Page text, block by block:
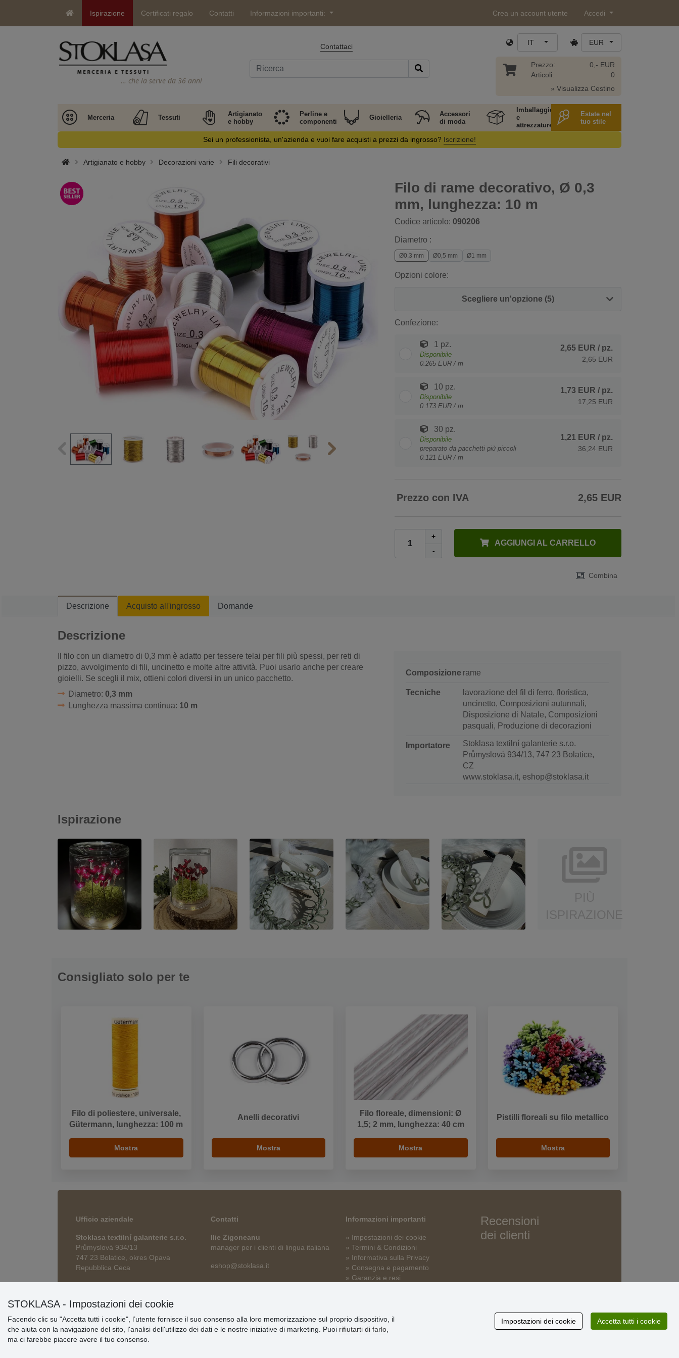
Ispirazione Certificati regalo Contatti Informazioni importanti: Crea un account utente Accedi
… che la serve da 36 anni
Contattaci IT EUR
Prezzo:
Articoli:
0,- EUR
0
» Visualizza Cestino
Merceria Tessuti
Artigianato
e hobby
Perline e
componenti
Gioielleria
Accessori
di moda
Imballaggio
e
attrezzature
Estate nel
tuo stile
Sei un professionista, un'azienda e vuoi fare acquisti a prezzi da ingrosso? Iscrizione!
Artigianato e hobby Decorazioni varie Fili decorativi
Filo di rame decorativo, Ø 0,3
mm, lunghezza: 10 m
Codice articolo: 090206
Diametro :
Ø0,3 mm Ø0,5 mm Ø1 mm
Opzioni colore:
Scegliere un'opzione (5)
Confezione:
1 pz.
Disponibile
0.265 EUR / m
2,65 EUR / pz.
2,65 EUR
10 pz.
Disponibile
0.173 EUR / m
1,73 EUR / pz.
17,25 EUR
30 pz.
Disponibile
preparato da pacchetti più piccoli
0.121 EUR / m
1,21 EUR / pz.
36,24 EUR
Prezzo con IVA 2,65 EUR
+
-
AGGIUNGI AL CARRELLO
Combina
Descrizione Acquisto all'ingrosso Domande
Descrizione
Il filo con un diametro di 0,3 mm è adatto per tessere telai per fili più spessi, per reti di
pizzo, avvolgimento di fili, uncinetto e molte altre attività. Puoi usarlo anche per creare
gioielli. Se scegli il mix, ottieni colori diversi in un unico pacchetto.
Diametro: 0,3 mm
Lunghezza massima continua: 10 m
Composizione rame
Tecniche
lavorazione del fil di ferro, floristica,
uncinetto, Composizioni autunnali,
Disposizione di Natale, Composizioni
pasquali, Produzione di decorazioni
Importatore
Stoklasa textilní galanterie s.r.o.
Průmyslová 934/13, 747 23 Bolatice,
CZ
www.stoklasa.it, eshop@stoklasa.it
Ispirazione
ISPIRAZIONE
Consigliato solo per te
Filo di poliestere, universale,
Gütermann, lunghezza: 100 m
Mostra
Anelli decorativi
Mostra
Filo floreale, dimensioni: Ø
1,5; 2 mm, lunghezza: 40 cm
Mostra
Pistilli floreali su filo metallico
Mostra
Ufficio aziendale
Stoklasa textilní galanterie s.r.o.
Průmyslová 934/13
747 23 Bolatice, okres Opava
Repubblica Ceca
Contatti
Ilie Zigoneanu
manager per i clienti di lingua italiana
eshop@stoklasa.it
Informazioni importanti
» Impostazioni dei cookie
» Termini & Condizioni
» Informativa sulla Privacy
» Consegna e pagamento
» Garanzia e resi
Recensioni
dei clienti
STOKLASA - Impostazioni dei cookie
Facendo clic su "Accetta tutti i cookie", l’utente fornisce il suo consenso alla loro memorizzazione sul proprio dispositivo, il
che aiuta con la navigazione del sito, l'analisi dell'utilizzo dei dati e le nostre iniziative di marketing. Puoi rifiutarti di farlo
ma ci farebbe piacere avere il tuo consenso.
Impostazioni dei cookie Accetta tutti i cookie